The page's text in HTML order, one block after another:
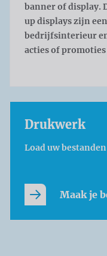
banner of display.
up displays zijn
bedrijfsinterieur
acties of
Drukwerk
Load uw
Maak je